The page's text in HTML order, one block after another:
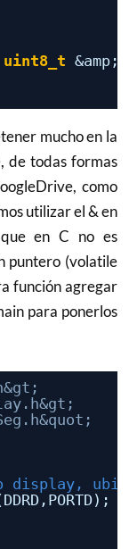
uint8_t
mucho en la
de todas formas
como
utilizar el & en
en C no es
puntero (volatile
función agregar
para ponerlos